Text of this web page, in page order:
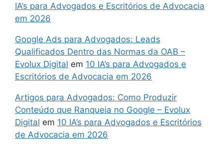
IA’s para Advogados e Escritórios de Advocacia
em 2026
Google Ads para Advogados: Leads
Qualificados Dentro das Normas da OAB –
Evolux Digital em 10 IA’s para Advogados e
Escritórios de Advocacia em 2026
Artigos para Advogados: Como Produzir
Conteúdo que Ranqueia no Google – Evolux
Digital em 10 IA’s para Advogados e Escritórios
de Advocacia em 2026